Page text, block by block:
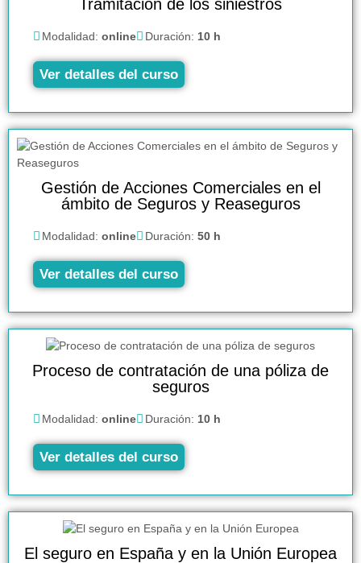
Tramitación de los siniestros
Modalidad: online Duración: 10 h
Ver detalles del curso
Gestión de Acciones Comerciales en el
ámbito de Seguros y Reaseguros
Modalidad: online Duración: 50 h
Ver detalles del curso
Proceso de contratación de una póliza de
seguros
Modalidad: online Duración: 10 h
Ver detalles del curso
El seguro en España y en la Unión Europea